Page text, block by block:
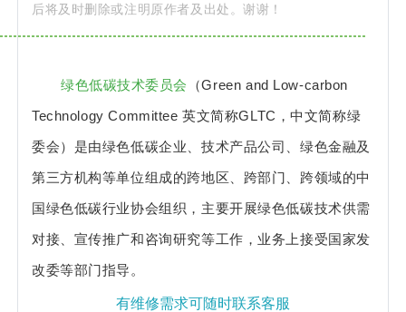
后将及时删除或注明原作者及出处。谢谢！
绿色低碳技术委员会
（Green and Low-carbon
Technology Committee 英文简称GLTC，中文简称绿
委会）是由绿色低碳企业、技术产品公司、绿色金融及
第三方机构等单位组成的跨地区、跨部门、跨领域的中
国绿色低碳行业协会组织，主要开展绿色低碳技术供需
对接、宣传推广和咨询研究等工作，业务上接受国家发
改委等部门指导。
有维修需求可随时联系客服